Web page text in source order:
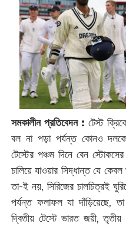
সমকালীন প্রতিবেদন : টেস্ট
বল না পড়া পর্যন্ত কোনও দলকে
টেস্টের পঞ্চম দিনে বেন
চালিয়ে যাওয়ার সিদ্ধান্ত যে
তা-ই নয়, সিরিজের চালচিত্রই
পর্যন্ত ফলাফল যা দাঁড়িয়েছে,
দ্বিতীয় টেস্টে ভারত জয়ী,